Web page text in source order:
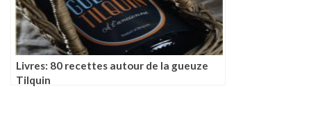
Livres: 80 recettes autour de la gueuze
Tilquin